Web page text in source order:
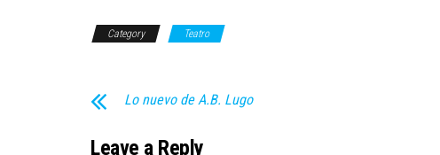
Category Teatro
Lo nuevo de A.B. Lugo
Leave a Reply